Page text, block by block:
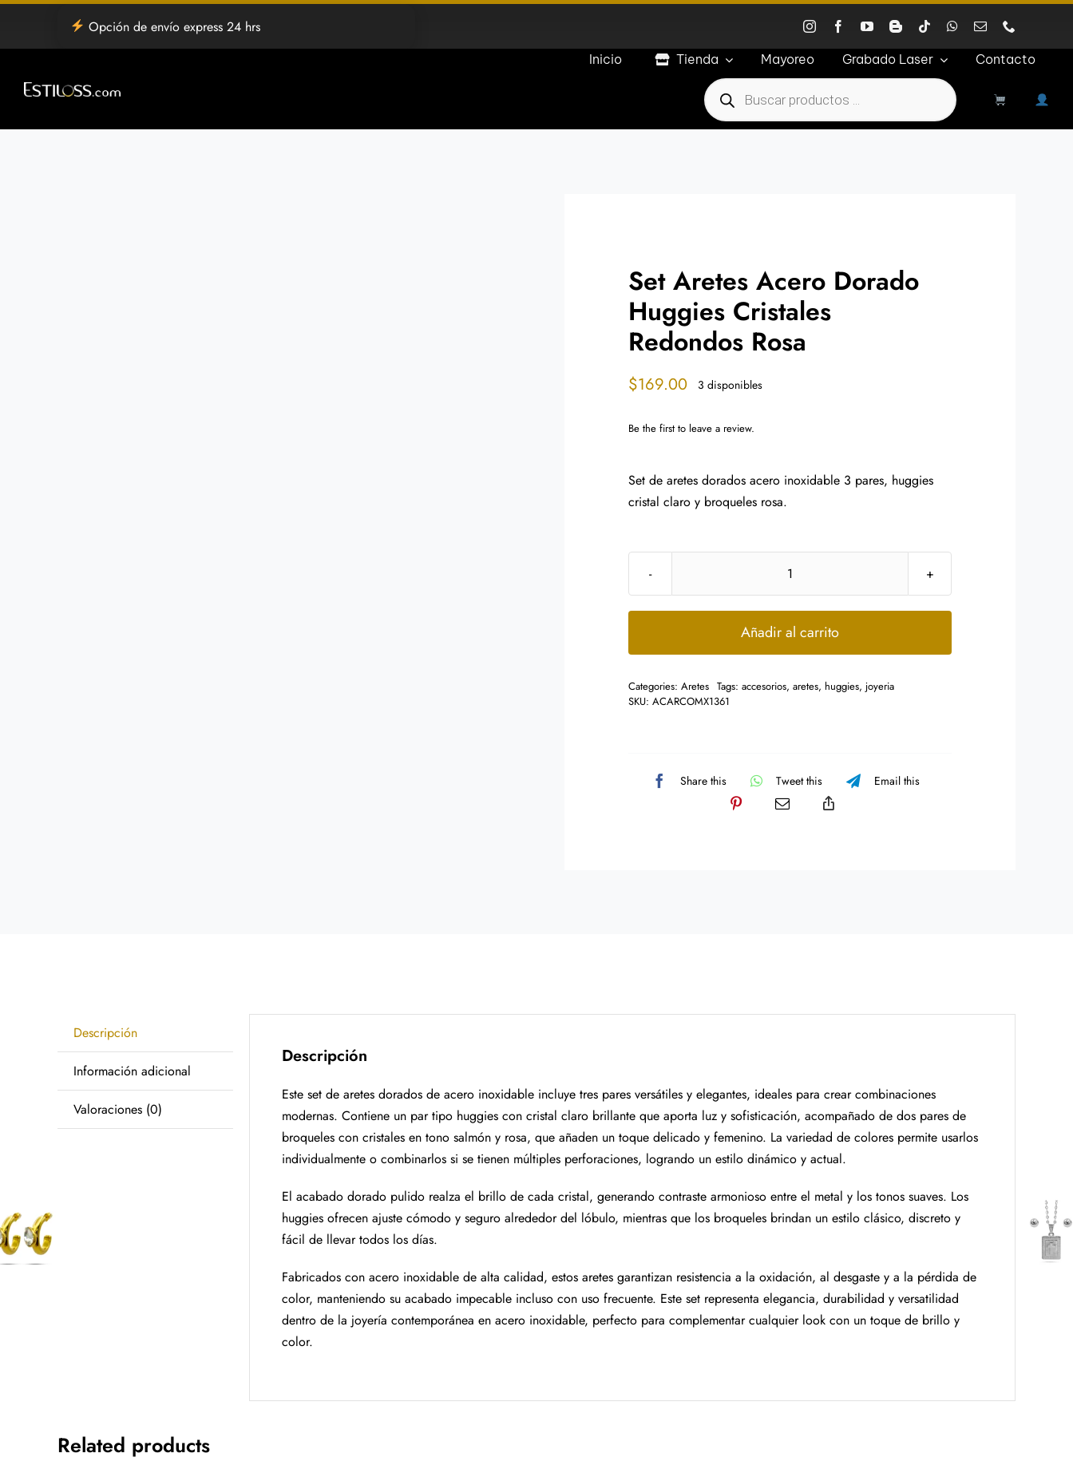
Saltar
contenido
Opción de envío express 24 hrs
Inicio Tienda Mayoreo Grabado Laser
Contacto
Products
search
Set Aretes Acero Dorado
Huggies Cristales
Redondos Rosa
$169.00 3 disponibles
Be the first to leave a review.
Set de aretes dorados acero inoxidable 3 pares, huggies
cristal claro y broqueles rosa.
Set
Acero
Cristales
Añadir al carrito
Categories: Aretes Tags: accesorios, aretes, huggies, joyeria
SKU: ACARCOMX1361
Share this Tweet this Email this
Descripción
Información adicional
Valoraciones (0)
Descripción
Este set de aretes dorados de acero inoxidable incluye tres pares versátiles y elegantes, ideales para crear combinaciones
modernas. Contiene un par tipo huggies con cristal claro brillante que aporta luz y sofisticación, acompañado de dos pares de
broqueles con cristales en tono salmón y rosa, que añaden un toque delicado y femenino. La variedad de colores permite usarlos
individualmente o combinarlos si se tienen múltiples perforaciones, logrando un estilo dinámico y actual.
El acabado dorado pulido realza el brillo de cada cristal, generando contraste armonioso entre el metal y los tonos suaves. Los
huggies ofrecen ajuste cómodo y seguro alrededor del lóbulo, mientras que los broqueles brindan un estilo clásico, discreto y
fácil de llevar todos los días.
Fabricados con acero inoxidable de alta calidad, estos aretes garantizan resistencia a la oxidación, al desgaste y a la pérdida de
color, manteniendo su acabado impecable incluso con uso frecuente. Este set representa elegancia, durabilidad y versatilidad
dentro de la joyería contemporánea en acero inoxidable, perfecto para complementar cualquier look con un toque de brillo y
color.
Related products